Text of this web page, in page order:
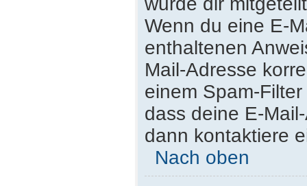
Wenn du eine E-
enthaltenen
Mail-Adresse
einem Spam-
dass deine E-
dann kontaktiere
Nach oben